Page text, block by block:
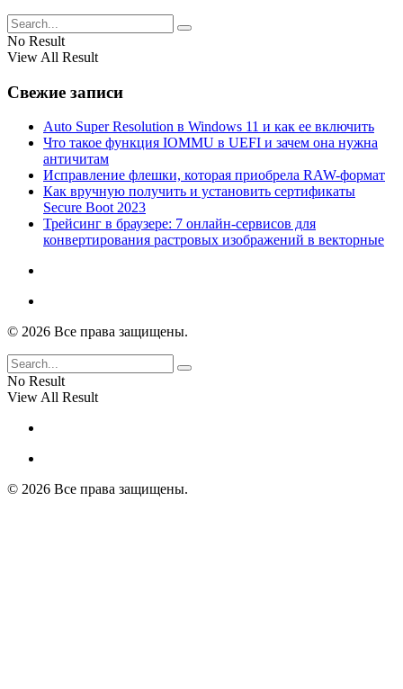
No Result
View All Result
Свежие записи
Auto Super Resolution в Windows 11 и как ее включить
Что такое функция IOMMU в UEFI и зачем она нужна
античитам
Исправление флешки, которая приобрела RAW-формат
Как вручную получить и установить сертификаты
Secure Boot 2023
Трейсинг в браузере: 7 онлайн-сервисов для
конвертирования растровых изображений в векторные
© 2026 Все права защищены.
No Result
View All Result
© 2026 Все права защищены.